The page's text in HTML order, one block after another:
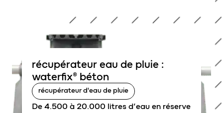
récupérateur eau de pluie :
waterfix® béton
récupérateur d'eau de pluie
De 4.500 à 20.000 litres d’eau en réserve